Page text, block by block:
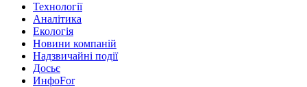
Технології
Аналітика
Екологія
Новини компаній
Надзвичайні події
Досьє
ИнфоFor